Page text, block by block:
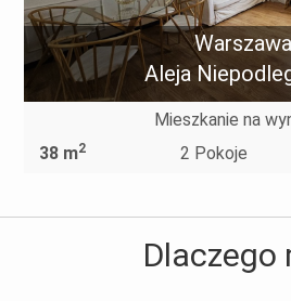
Warszawa
Aleja
Mieszkanie na
38 m 2 2 Pokoje
Dlaczego